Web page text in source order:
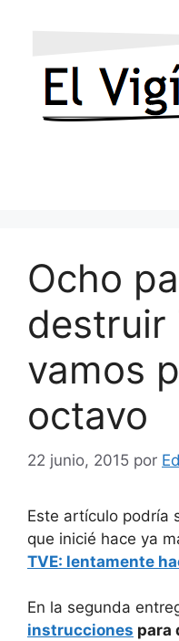
Ocho
destruir
vamos
octavo
22 junio, 2015 por
Este artículo podría
que inicié hace ya
TVE: lentamente
En la segunda
instrucciones para